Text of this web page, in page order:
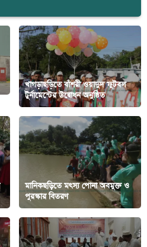
খাগড়াছড়িতে বাঁশরী ওয়াদুদ ফুটবল
টুর্নামেন্টের উদ্বোধন অনুষ্ঠিত
মানিকছড়িতে মৎস্য পোনা অবমুক্ত ও
পুরস্কার বিতরণ